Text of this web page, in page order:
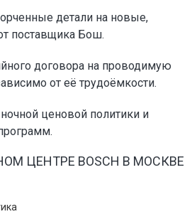
детали на новые,
поставщика Бош.
договора на проводимую
от её трудоёмкости.
ценовой политики и
ЦЕНТРЕ BOSCH В МОСКВЕ